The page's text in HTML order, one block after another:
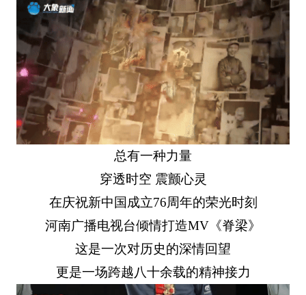
总有一种力量
穿透时空 震颤心灵
在庆祝新中国成立76周年的荣光时刻
河南广播电视台倾情打造MV《脊梁》
这是一次对历史的深情回望
更是一场跨越八十余载的精神接力